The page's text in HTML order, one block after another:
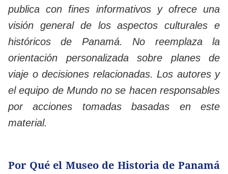
publica con fines informativos y ofrece una
visión general de los aspectos culturales e
históricos de Panamá. No reemplaza la
orientación personalizada sobre planes de
viaje o decisiones relacionadas. Los autores y
el equipo de Mundo no se hacen responsables
por acciones tomadas basadas en este
material.
Por Qué el Museo de Historia de Panamá